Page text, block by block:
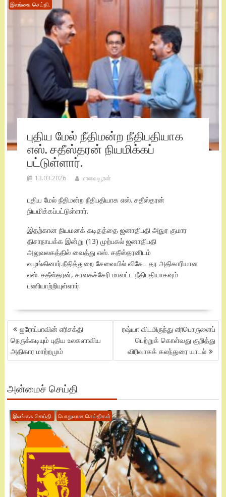
இலங்கை செய்தி.
புதிய மேல் நீதிமன்ற நீதிபதியாக
எஸ். சதீஸ்தரன் நியமிக்கப்
பட்டுள்ளார்.
13.03.2026 மாவையூரன்
புதிய மேல் நீதிமன்ற நீதிபதியாக எஸ். சதீஸ்தரன்
நியமிக்கப்பட்டுள்ளார்.
இதற்கான நியமனக் கடிதத்தை ஜனாதிபதி அநுர குமார
திசாநாயக்க இன்று (13) முற்பகல் ஜனாதிபதி
அலுவலகத்தில் வைத்து எஸ். சதீஸ்தரனிடம்
வழங்கினார்.நீதித்துறை சேவையில் விசேட தர அதிகாரியான
எஸ். சதீஸ்தரன், சாவகச்சேரி மாவட்ட நீதிபதியாகவும்
பணியாற்றியுள்ளார்.
POST
NAVIGATION
ஐரோப்பாவின் எரிசக்தி
நெருக்கடியும் புதிய உலகளாவிய
அதிகார மாற்றமும்
ரஷ்யா விடமிருந்து எரிபொருளைப்
பெற்றுக் கொள்வது குறித்து
விரிவாகக் கலந்துரை யாடல்
அன்மைச் செய்தி
இலங்கை செய்தி. பொதுவான செய்திகள்